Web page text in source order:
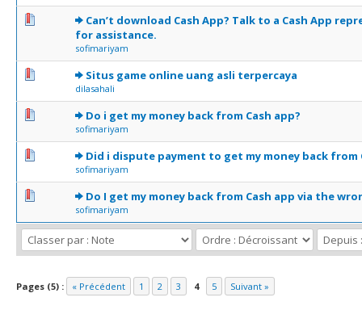
Can’t download Cash App? Talk to a Cash App
for assistance.
sofimariyam
0 Votes - 0 sur 5 en moyenne
123 45
Situs game online uang asli terpercaya
dilasahali
0 Votes - 0 sur 5 en moyenne
12345
Do i get my money back from Cash app?
sofimariyam
0 Votes - 0 sur 5 en moyenne
12345
Did i dispute payment to get my money back from
sofimariyam
0 Votes - 0 sur 5 en moyenne
12345
Do I get my money back from Cash app via the
sofimariyam
0 Votes - 0 sur 5 en moyenne
12345
Pages (5) : « Précédent 1 2 3 4 5 Suivant »